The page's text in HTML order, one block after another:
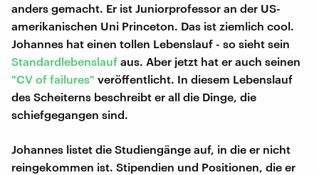
anders gemacht. Er ist Juniorprofessor an der US-
amerikanischen Uni Princeton. Das ist ziemlich cool.
Johannes hat einen tollen Lebenslauf - so sieht sein
Standardlebenslauf aus. Aber jetzt hat er auch seinen
"CV of failures" veröffentlicht. In diesem Lebenslauf
des Scheiterns beschreibt er all die Dinge, die
schiefgegangen sind.
Johannes listet die Studiengänge auf, in die er nicht
reingekommen ist. Stipendien und Positionen, die er